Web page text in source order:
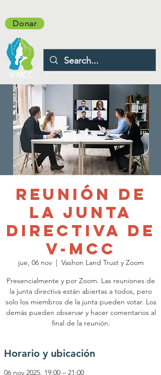
Donar
Reunión de
la Junta
Directiva de
V-MCC
jue, 06 nov
  |
Vashon Land Trust y Zoom
Presencialmente y por Zoom. Las reuniones de
la junta directiva están abiertas a todos, pero
solo los miembros de la junta pueden votar. Los
demás pueden observar y hacer comentarios al
final de la reunión.
Horario y ubicación
06 nov 2025, 19:00 – 21:00